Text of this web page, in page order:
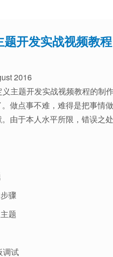
题开发实战视频教程
2016
主题开发实战视频教程的制
做点事不难，难得是把事情
由于本人水平所限，错误之
骤
题
调试